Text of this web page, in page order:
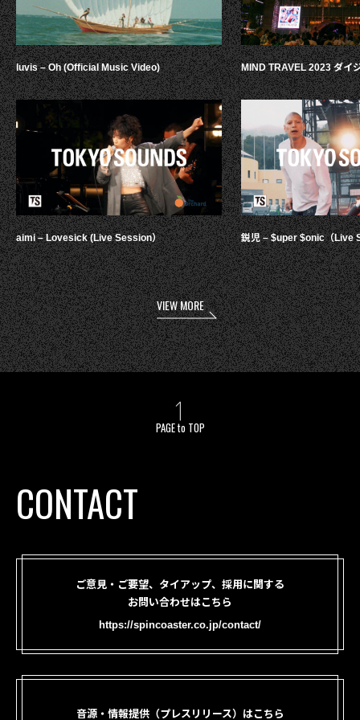
luvis – Oh (Official Music Video)
aimi – Lovesick (Live Session）
MIND TRAVEL 2023 ダイ
鋭児 – $uper $onic（Live
VIEW MORE
PAGE to TOP
CONTACT
ご意見・ご要望、タイアップ、採用に関する
お問い合わせはこちら
https://spincoaster.co.jp/contact/
音源・情報提供（プレスリリース）はこちら